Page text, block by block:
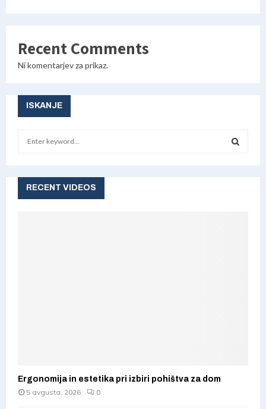
Recent Comments
Ni komentarjev za prikaz.
ISKANJE
h
RECENT VIDEOS
Ergonomija in estetika pri izbiri pohištva za dom
5 avgusta, 2026
0